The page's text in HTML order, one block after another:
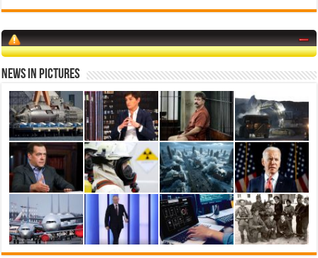
News in Pictures